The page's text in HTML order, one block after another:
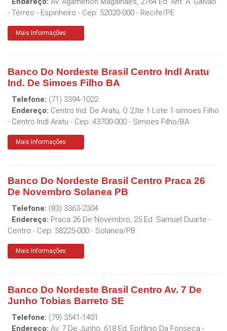
- Térreo - Espinheiro - Cep: 52020-000 - Recife/PE
Mais Informações
Banco Do Nordeste Brasil Centro Indl Aratu
Ind. De Simoes Filho BA
Telefone: (71) 3394-1022
Endereço: Centro Ind. De Aratu, Q 2,lte 1 Lote 1-simoes Filho
- Centro Indl Aratu - Cep: 43700-000 - Simoes Filho/BA
Mais Informações
Banco Do Nordeste Brasil Centro Praca 26
De Novembro Solanea PB
Telefone: (83) 3363-2304
Endereço: Praca 26 De Novembro, 25 Ed. Samuel Duarte -
Centro - Cep: 58225-000 - Solanea/PB
Mais Informações
Banco Do Nordeste Brasil Centro Av. 7 De
Junho Tobias Barreto SE
Telefone: (79) 3541-1401
Endereço: Av. 7 De Junho, 618 Ed. Epifânio Da Fonseca -